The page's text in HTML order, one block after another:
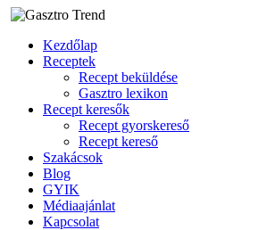
Kezdőlap
Receptek
Recept beküldése
Gasztro lexikon
Recept keresők
Recept gyorskereső
Recept kereső
Szakácsok
Blog
GYIK
Médiaajánlat
Kapcsolat